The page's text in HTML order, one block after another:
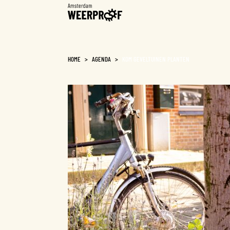
Weerproof
HOME > AGENDA >